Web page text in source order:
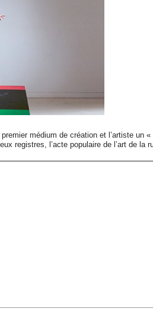
médium de création et l’artiste un «
registres, l’acte populaire de l’art de la